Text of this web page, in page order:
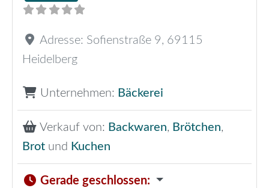
Adresse: Sofienstraße 9, 69115
Heidelberg
Unternehmen: Bäckerei
Verkauf von: Backwaren, Brötchen,
Brot und Kuchen
Gerade geschlossen: